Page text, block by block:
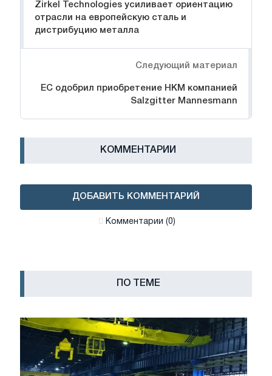
Zirkel Technologies усиливает ориентацию
отрасли на европейскую сталь и
дистрибуцию металла
Следующий материал
ЕС одобрил приобретение HKM компанией
Salzgitter Mannesmann
КОММЕНТАРИИ
ДОБАВИТЬ КОММЕНТАРИЙ
Комментарии (0)
ПО ТЕМЕ